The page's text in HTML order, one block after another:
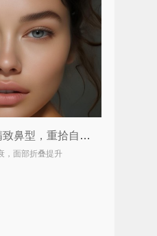
宽鼻矫正，重塑精致鼻型，重拾自信魅力
，面部折叠提升